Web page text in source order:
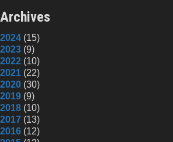
Archives
2024 (15)
2023 (9)
2022 (10)
2021 (22)
2020 (30)
2019 (9)
2018 (10)
2017 (13)
2016 (12)